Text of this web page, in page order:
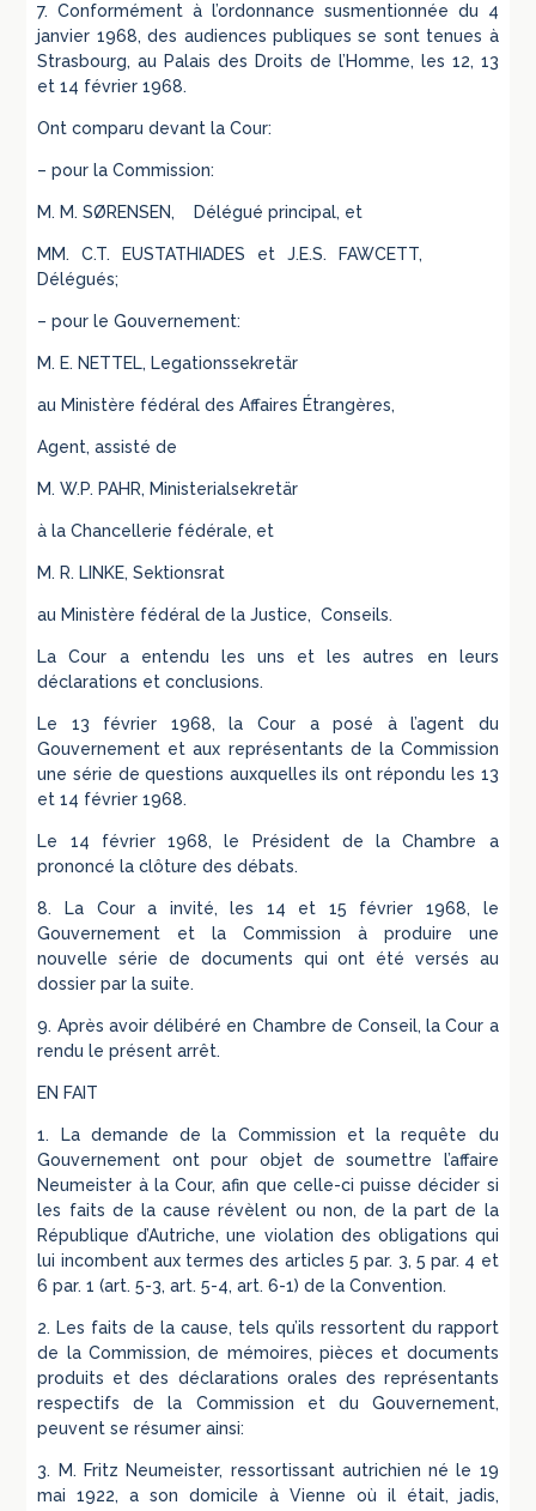
7. Conformément à l’ordonnance susmentionnée du 4
janvier 1968, des audiences publiques se sont tenues à
Strasbourg, au Palais des Droits de l’Homme, les 12, 13
et 14 février 1968.
Ont comparu devant la Cour:
– pour la Commission:
M. M. SØRENSEN, Délégué principal, et
MM. C.T. EUSTATHIADES et J.E.S. FAWCETT,
Délégués;
– pour le Gouvernement:
M. E. NETTEL, Legationssekretär
au Ministère fédéral des Affaires Étrangères,
Agent, assisté de
M. W.P. PAHR, Ministerialsekretär
à la Chancellerie fédérale, et
M. R. LINKE, Sektionsrat
au Ministère fédéral de la Justice, Conseils.
La Cour a entendu les uns et les autres en leurs
déclarations et conclusions.
Le 13 février 1968, la Cour a posé à l’agent du
Gouvernement et aux représentants de la Commission
une série de questions auxquelles ils ont répondu les 13
et 14 février 1968.
Le 14 février 1968, le Président de la Chambre a
prononcé la clôture des débats.
8. La Cour a invité, les 14 et 15 février 1968, le
Gouvernement et la Commission à produire une
nouvelle série de documents qui ont été versés au
dossier par la suite.
9. Après avoir délibéré en Chambre de Conseil, la Cour a
rendu le présent arrêt.
EN FAIT
1. La demande de la Commission et la requête du
Gouvernement ont pour objet de soumettre l’affaire
Neumeister à la Cour, afin que celle-ci puisse décider si
les faits de la cause révèlent ou non, de la part de la
République d’Autriche, une violation des obligations qui
lui incombent aux termes des articles 5 par. 3, 5 par. 4 et
6 par. 1 (art. 5-3, art. 5-4, art. 6-1) de la Convention.
2. Les faits de la cause, tels qu’ils ressortent du rapport
de la Commission, de mémoires, pièces et documents
produits et des déclarations orales des représentants
respectifs de la Commission et du Gouvernement,
peuvent se résumer ainsi:
3. M. Fritz Neumeister, ressortissant autrichien né le 19
mai 1922, a son domicile à Vienne où il était, jadis,